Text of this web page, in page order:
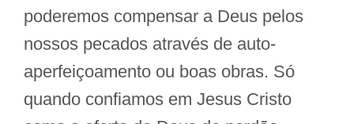
poderemos compensar a Deus pelos
nossos pecados através de auto-
aperfeiçoamento ou boas obras. Só
quando confiamos em Jesus Cristo